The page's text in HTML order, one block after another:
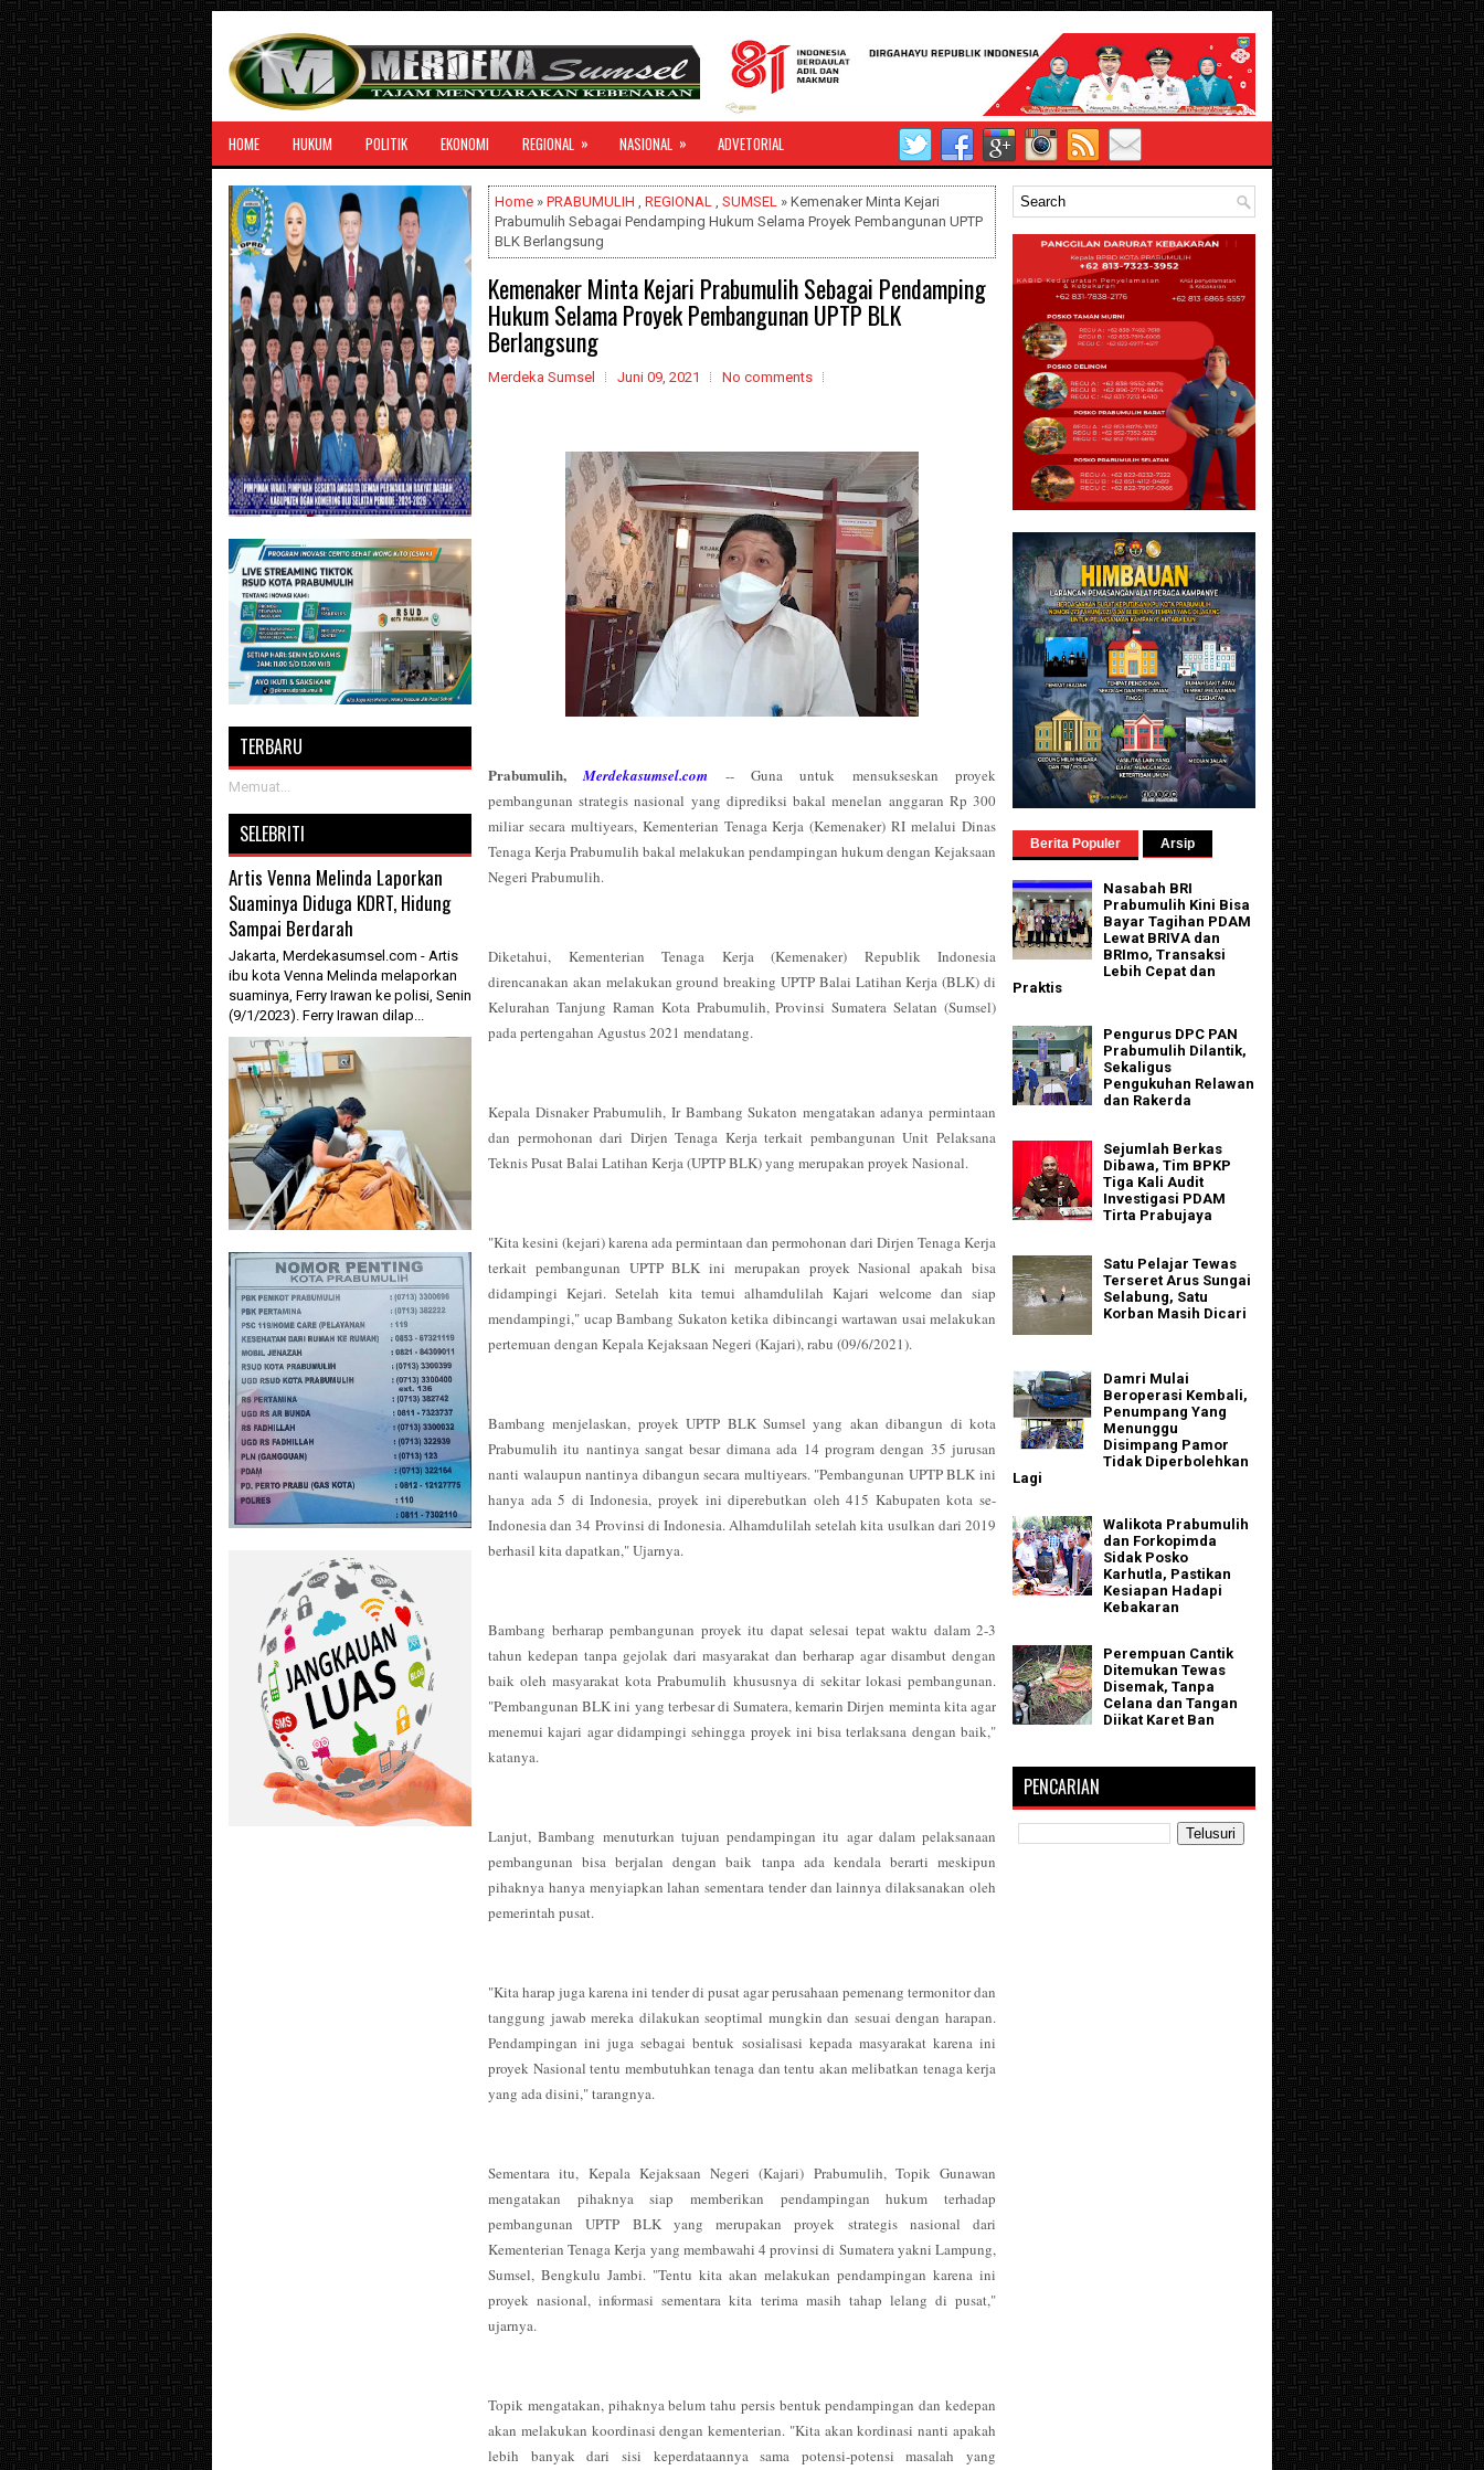
HOME HUKUM POLITIK EKONOMI REGIONAL » NASIONAL » ADVETORIAL
Home » PRABUMULIH , REGIONAL , SUMSEL » Kemenaker Minta Kejari
Prabumulih Sebagai Pendamping Hukum Selama Proyek Pembangunan UPTP
BLK Berlangsung
Kemenaker Minta Kejari Prabumulih Sebagai Pendamping
Hukum Selama Proyek Pembangunan UPTP BLK
Berlangsung
Merdeka Sumsel Juni 09, 2021 No comments
Prabumulih,Merdekasumsel.com -- Guna untuk mensukseskan proyek
pembangunan strategis nasional yang diprediksi bakal menelan anggaran Rp 300
miliar secara multiyears, Kementerian Tenaga Kerja (Kemenaker) RI melalui Dinas
Tenaga Kerja Prabumulih bakal melakukan pendampingan hukum dengan Kejaksaan
Negeri Prabumulih.
Diketahui, Kementerian Tenaga Kerja (Kemenaker) Republik Indonesia
direncanakan akan melakukan ground breaking UPTP Balai Latihan Kerja (BLK) di
Kelurahan Tanjung Raman Kota Prabumulih, Provinsi Sumatera Selatan (Sumsel)
pada pertengahan Agustus 2021 mendatang.
Kepala Disnaker Prabumulih, Ir Bambang Sukaton mengatakan adanya permintaan
dan permohonan dari Dirjen Tenaga Kerja terkait pembangunan Unit Pelaksana
Teknis Pusat Balai Latihan Kerja (UPTP BLK) yang merupakan proyek Nasional.
"Kita kesini (kejari) karena ada permintaan dan permohonan dari Dirjen Tenaga Kerja
terkait pembangunan UPTP BLK ini merupakan proyek Nasional apakah bisa
didampingi Kejari. Setelah kita temui alhamdulilah Kajari welcome dan siap
mendampingi," ucap Bambang Sukaton ketika dibincangi wartawan usai melakukan
pertemuan dengan Kepala Kejaksaan Negeri (Kajari), rabu (09/6/2021).
Bambang menjelaskan, proyek UPTP BLK Sumsel yang akan dibangun di kota
Prabumulih itu nantinya sangat besar dimana ada 14 program dengan 35 jurusan
nanti walaupun nantinya dibangun secara multiyears. "Pembangunan UPTP BLK ini
hanya ada 5 di Indonesia, proyek ini diperebutkan oleh 415 Kabupaten kota se-
Indonesia dan 34 Provinsi di Indonesia. Alhamdulilah setelah kita usulkan dari 2019
berhasil kita dapatkan," Ujarnya.
Bambang berharap pembangunan proyek itu dapat selesai tepat waktu dalam 2-3
tahun kedepan tanpa gejolak dari masyarakat dan berharap agar disambut dengan
baik oleh masyarakat kota Prabumulih khususnya di sekitar lokasi pembangunan.
"Pembangunan BLK ini yang terbesar di Sumatera, kemarin Dirjen meminta kita agar
menemui kajari agar didampingi sehingga proyek ini bisa terlaksana dengan baik,"
katanya.
Lanjut, Bambang menuturkan tujuan pendampingan itu agar dalam pelaksanaan
pembangunan bisa berjalan dengan baik tanpa ada kendala berarti meskipun
pihaknya hanya menyiapkan lahan sementara tender dan lainnya dilaksanakan oleh
pemerintah pusat.
"Kita harap juga karena ini tender di pusat agar perusahaan pemenang termonitor dan
tanggung jawab mereka dilakukan seoptimal mungkin dan sesuai dengan harapan.
Pendampingan ini juga sebagai bentuk sosialisasi kepada masyarakat karena ini
proyek Nasional tentu membutuhkan tenaga dan tentu akan melibatkan tenaga kerja
yang ada disini," tarangnya.
Sementara itu, Kepala Kejaksaan Negeri (Kajari) Prabumulih, Topik Gunawan
mengatakan pihaknya siap memberikan pendampingan hukum terhadap
pembangunan UPTP BLK yang merupakan proyek strategis nasional dari
Kementerian Tenaga Kerja yang membawahi 4 provinsi di Sumatera yakni Lampung,
Sumsel, Bengkulu Jambi. "Tentu kita akan melakukan pendampingan karena ini
proyek nasional, informasi sementara kita terima masih tahap lelang di pusat,"
ujarnya.
Topik mengatakan, pihaknya belum tahu persis bentuk pendampingan dan kedepan
akan melakukan koordinasi dengan kementerian. "Kita akan kordinasi nanti apakah
lebih banyak dari sisi keperdataannya sama potensi-potensi masalah yang
TERBARU
Memuat...
SELEBRITI
Artis Venna Melinda Laporkan
Suaminya Diduga KDRT, Hidung
Sampai Berdarah
Jakarta, Merdekasumsel.com - Artis
ibu kota Venna Melinda melaporkan
suaminya, Ferry Irawan ke polisi, Senin
(9/1/2023). Ferry Irawan dilap...
Berita Populer Arsip
Nasabah BRI
Prabumulih Kini Bisa
Bayar Tagihan PDAM
Lewat BRIVA dan
BRImo, Transaksi
Lebih Cepat dan
Praktis
Pengurus DPC PAN
Prabumulih Dilantik,
Sekaligus
Pengukuhan Relawan
dan Rakerda
Sejumlah Berkas
Dibawa, Tim BPKP
Tiga Kali Audit
Investigasi PDAM
Tirta Prabujaya
Satu Pelajar Tewas
Terseret Arus Sungai
Selabung, Satu
Korban Masih Dicari
Damri Mulai
Beroperasi Kembali,
Penumpang Yang
Menunggu
Disimpang Pamor
Tidak Diperbolehkan
Lagi
Walikota Prabumulih
dan Forkopimda
Sidak Posko
Karhutla, Pastikan
Kesiapan Hadapi
Kebakaran
Perempuan Cantik
Ditemukan Tewas
Disemak, Tanpa
Celana dan Tangan
Diikat Karet Ban
PENCARIAN